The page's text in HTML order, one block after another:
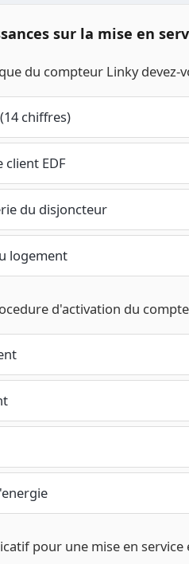
sur la mise en
du compteur Linky devez-
chiffres)
EDF
du disjoncteur
logement
d'activation du
pour une mise en